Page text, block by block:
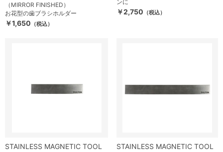
（MIRROR FINISHED）
お花型の歯ブラシホルダー
￥1,650 （税込）
ンに
￥2,750 （税込）
STAINLESS MAGNETIC TOOL
STAINLESS MAGNETIC TOOL